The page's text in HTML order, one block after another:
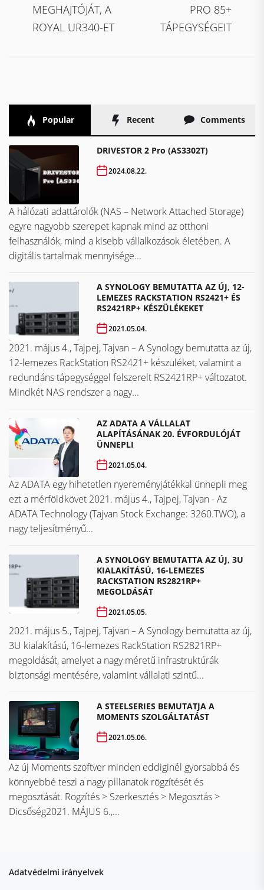
MEGHAJTÓJÁT, A
ROYAL UR340-ET
PRO 85+
TÁPEGYSÉGEIT
Popular Recent Comments
DRIVESTOR 2 Pro (AS3302T)
2024.08.22.
A hálózati adattárolók (NAS – Network Attached Storage)
egyre nagyobb szerepet kapnak mind az otthoni
felhasználók, mind a kisebb vállalkozások életében. A
digitális tartalmak mennyisége...
A SYNOLOGY BEMUTATTA AZ ÚJ, 12-
LEMEZES RACKSTATION RS2421+ ÉS
RS2421RP+ KÉSZÜLÉKEKET
2021.05.04.
2021. május 4., Tajpej, Tajvan – A Synology bemutatta az új,
12-lemezes RackStation RS2421+ készüléket, valamint a
redundáns tápegységgel felszerelt RS2421RP+ változatot.
Mindkét NAS rendszer a nagy...
AZ ADATA A VÁLLALAT
ALAPÍTÁSÁNAK 20. ÉVFORDULÓJÁT
ÜNNEPLI
2021.05.04.
Az ADATA egy hihetetlen nyereményjátékkal ünnepli meg
ezt a mérföldkövet ​​​​​​​2021. május 4., Tajpej, Tajvan - Az
ADATA Technology (Tajvan Stock Exchange: 3260.TWO), a
nagy teljesítményű...
A SYNOLOGY BEMUTATTA AZ ÚJ, 3U
KIALAKÍTÁSÚ, 16-LEMEZES
RACKSTATION RS2821RP+
MEGOLDÁSÁT
2021.05.05.
2021. május 5., Tajpej, Tajvan – A Synology bemutatta az új,
3U kialakítású, 16-lemezes RackStation RS2821RP+
megoldását, amelyet a nagy méretű infrastruktúrák
biztonsági mentésére, valamint vállalati szintű...
A STEELSERIES BEMUTATJA A
MOMENTS SZOLGÁLTATÁST
2021.05.06.
Az új Moments szoftver minden eddiginél gyorsabbá és
könnyebbé teszi a nagy pillanatok rögzítését és
megosztását. Rögzítés > Szerkesztés > Megosztás >
Dicsőség2021. MÁJUS 6.,...
Adatvédelmi irányelvek